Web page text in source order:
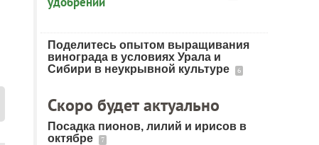
Поделитесь опытом выращивания
винограда в условиях Урала и
Сибири в неукрывной культуре
6
Скоро будет актуально
Посадка пионов, лилий и ирисов в
октябре
7